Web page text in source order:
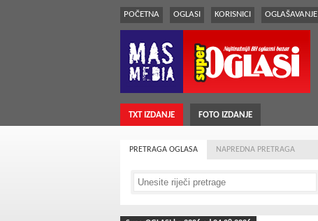
POČETNA OGLASI KORISNICI OGLAŠAVANJE
TXT IZDANJE FOTO IZDANJE
PRETRAGA OGLASA NAPREDNA PRETRAGA